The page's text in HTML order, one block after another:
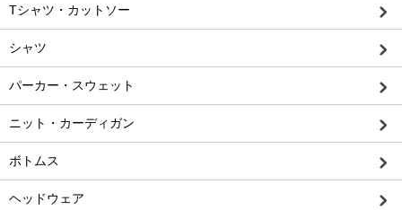
Tシャツ・カットソー
シャツ
パーカー・スウェット
ニット・カーディガン
ボトムス
ヘッドウェア